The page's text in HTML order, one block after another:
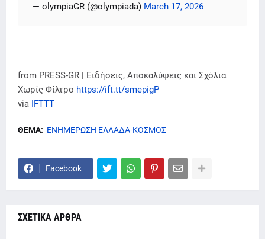
— olympiaGR (@olympiada) March 17, 2026
from PRESS-GR | Ειδήσεις, Αποκαλύψεις και Σχόλια
Χωρίς Φίλτρο https://ift.tt/smepigP
via IFTTT
ΘΕΜΑ: ΕΝΗΜΕΡΩΣΗ ΕΛΛΑΔΑ-ΚΟΣΜΟΣ
Facebook
ΣΧΕΤΙΚΑ ΑΡΘΡΑ